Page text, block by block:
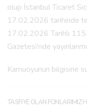
olup İstanbul Ticaret
17.02.2026 tarihinde
17.02.2026 Tarihli
Gazetesi'nde
Kamuoyunun bilgisine
TASFIYE OLAN FONLARIMIZ